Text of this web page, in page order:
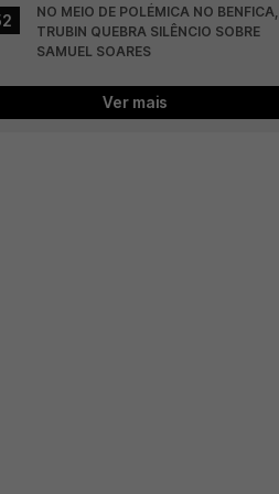
NO MEIO DE POLÉMICA NO BENFICA,
TRUBIN QUEBRA SILÊNCIO SOBRE
SAMUEL SOARES
Ver mais